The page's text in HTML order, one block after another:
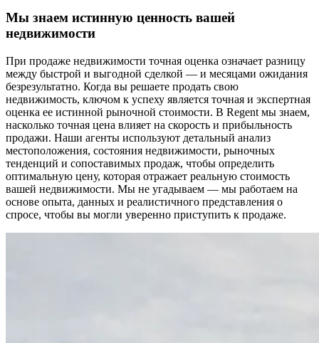
Мы знаем истинную ценность вашей
недвижимости
При продаже недвижимости точная оценка означает разницу
между быстрой и выгодной сделкой — и месяцами ожидания
безрезультатно. Когда вы решаете продать свою
недвижимость, ключом к успеху является точная и экспертная
оценка ее истинной рыночной стоимости. В Regent мы знаем,
насколько точная цена влияет на скорость и прибыльность
продажи. Наши агенты используют детальный анализ
местоположения, состояния недвижимости, рыночных
тенденций и сопоставимых продаж, чтобы определить
оптимальную цену, которая отражает реальную стоимость
вашей недвижимости. Мы не угадываем — мы работаем на
основе опыта, данных и реалистичного представления о
спросе, чтобы вы могли уверенно приступить к продаже.